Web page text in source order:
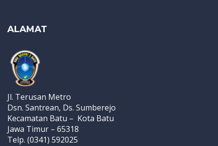
ALAMAT
Jl. Terusan Metro
Dsn. Santrean, Ds. Sumberejo
Kecamatan Batu – Kota Batu
Jawa Timur – 65318
Telp. (0341) 592025